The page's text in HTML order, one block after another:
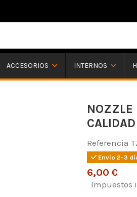
ACCESORIOS INTERNOS
Referencia
Envío 2-3
6,00 €
Impuestos